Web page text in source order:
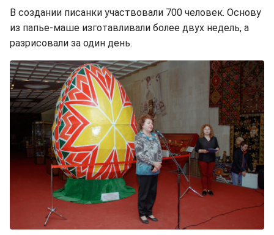
В создании писанки участвовали 700 человек. Основу
из папье-маше изготавливали более двух недель, а
разрисовали за один день.